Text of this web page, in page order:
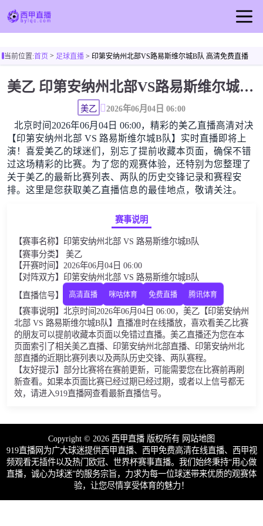
足球直播
西甲视频
西甲新闻
当前位置:首页> 足球直播> 印第安纳州北部VS路易斯维尔城B队 高清免费直播
美乙 印第安纳州北部VS路易斯维尔城B队高清直播免费观看
美乙 2026年06月04日 06:00
北京时间2026年06月04日 06:00，精彩的美乙直播高清对决
【印第安纳州北部 VS 路易斯维尔城B队】实时直播即将上
演！喜爱美乙的球迷们，别忘了提前收藏本页面，确保不错
过这场精彩的比赛。为了您的观赛体验，还特别为您整理了
关于美乙的最新比赛列表、两队的历史交锋记录和赛程安
排。这里是您获取美乙直播信息的最佳地点，敬请关注。
赛事说明
【赛事名称】印第安纳州北部 VS 路易斯维尔城B队
【赛事分类】 美乙
【开赛时间】2026年06月04日 06:00
【对阵双方】印第安纳州北部 VS 路易斯维尔城B队
【直播信号】
高清直播 咪咕体育 免费直播 腾讯体育
【赛事说明】北京时间2026年06月04日 06:00，美乙【印第安纳州
北部 VS 路易斯维尔城B队】直播准时在线播放，喜欢看美乙比赛
的朋友可以提前收藏本页面以免错过直播。美乙直播还为您在本
页面索引了相关美乙直播、印第安纳州北部直播、印第安纳州北
部直播的近期比赛列表以及两队历史交锋、两队赛程。
【友好提示】部分比赛将在赛前更新，可能需要您在比赛前再刷
新查看。如果本页面比赛已经过期已经过期，或者以上信号都无
效，请进入919直播网查看最新直播信号。
Copyright © 2026 西甲直播 版权所有 网站地图
919直播网为广大球迷提供西甲直播、西甲免费高清在线直播、西甲视
频观看无插件以及热门欧冠、世界杯赛事直播。我们始终秉持“用心做
直播，诚心为球迷”的服务宗旨，力求为每一位球迷带来优质的观赛体
验，让您尽情享受体育的魅力！